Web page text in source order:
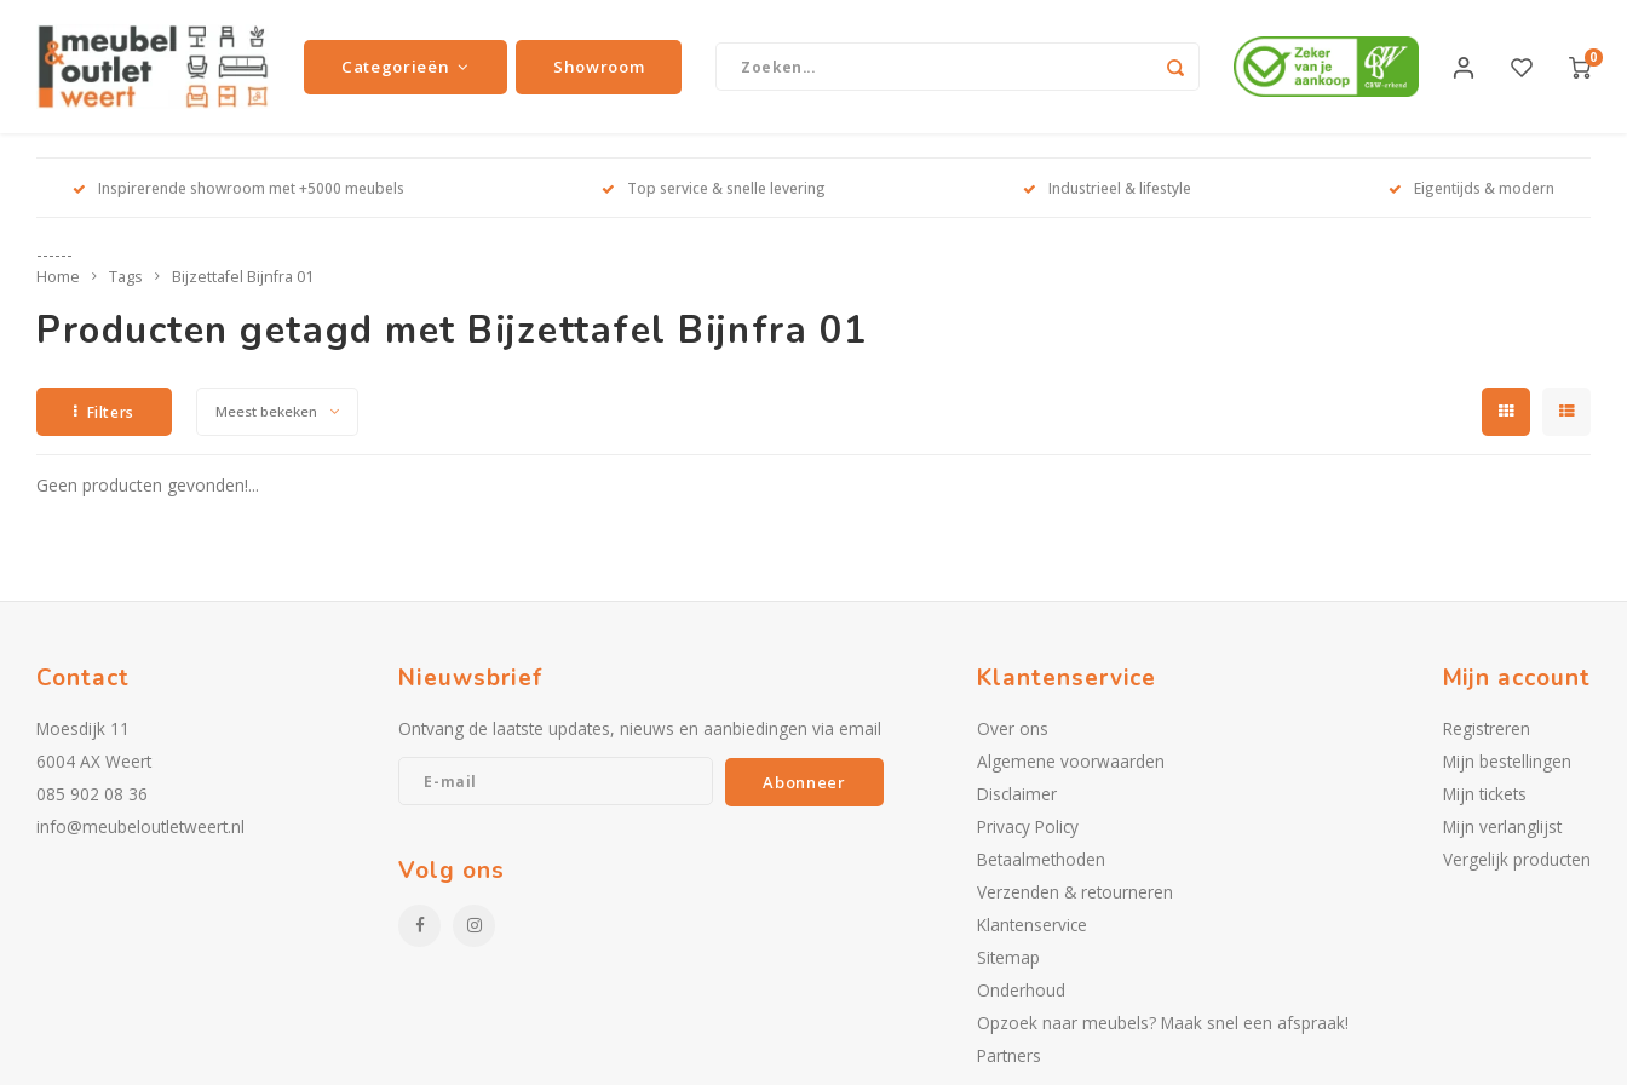
Categorieën Showroom 0
Inspirerende showroom met +5000 meubels Top service & snelle levering Industrieel & lifestyle Eigentijds & modern
------
Home Tags Bijzettafel Bijnfra 01
Producten getagd met Bijzettafel Bijnfra 01
Filters Meest bekeken
Geen producten gevonden!...
Contact
Moesdijk 11
6004 AX Weert
085 902 08 36
info@meubeloutletweert.nl
Nieuwsbrief
Ontvang de laatste updates, nieuws en aanbiedingen via email
Abonneer
Volg ons
Klantenservice
Over ons
Algemene voorwaarden
Disclaimer
Privacy Policy
Betaalmethoden
Verzenden & retourneren
Klantenservice
Sitemap
Onderhoud
Opzoek naar meubels? Maak snel een afspraak!
Partners
Mijn account
Registreren
Mijn bestellingen
Mijn tickets
Mijn verlanglijst
Vergelijk producten